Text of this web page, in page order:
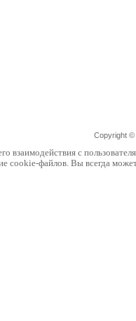
Copyright ©
взаимодействия с
cookie-файлов. Вы всегда